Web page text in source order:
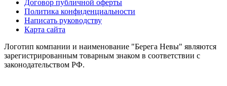
Договор публичной оферты
Политика конфиденциальности
Написать руководству
Карта сайта
Логотип компании и наименование "Берега Невы" являются
зарегистрированным товарным знаком в соответствии с
законодательством РФ.